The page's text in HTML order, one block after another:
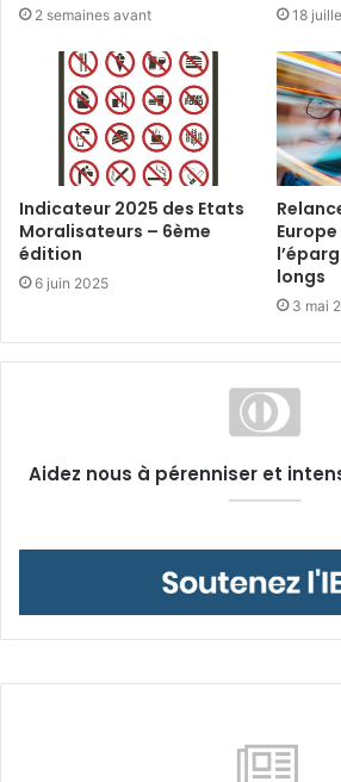
2 semaines avant 18
Indicateur 2025 des Etats
Moralisateurs – 6ème
édition
6 juin 2025
longs
3 mai
Aidez nous à pérenniser et